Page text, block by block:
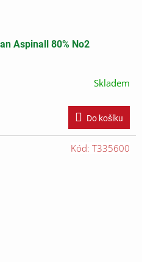
Aspinall 80% No2
Skladem
Do košíku
Kód: T335600